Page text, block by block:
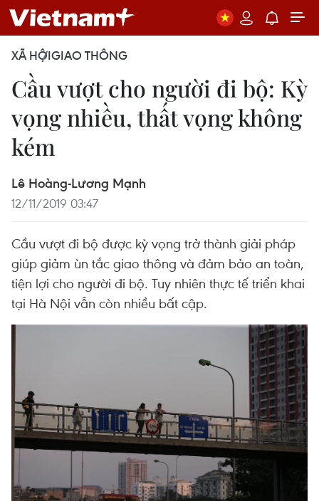
XÃ HỘIGIAO THÔNG
Cầu vượt cho người đi bộ: Kỳ
vọng nhiều, thất vọng không
kém
Lê Hoàng-Lương Mạnh
12/11/2019 03:47
Cầu vượt đi bộ được kỳ vọng trở thành giải pháp
giúp giảm ùn tắc giao thông và đảm bảo an toàn,
tiện lợi cho người đi bộ. Tuy nhiên thực tế triển khai
tại Hà Nội vẫn còn nhiều bất cập.